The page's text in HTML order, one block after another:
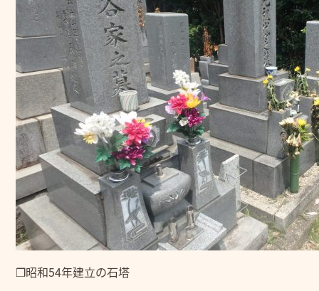
❒昭和54年建立の石塔